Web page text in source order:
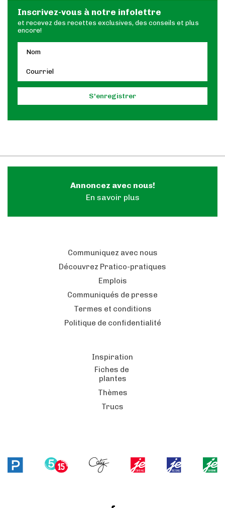
Inscrivez-vous à notre infolettre
et recevez des recettes exclusives, des conseils et plus
encore!
Annoncez avec nous!
En savoir plus
Communiquez avec nous
Découvrez Pratico-pratiques
Emplois
Communiqués de presse
Termes et conditions
Politique de confidentialité
Inspiration
Fiches de
plantes
Thèmes
Trucs